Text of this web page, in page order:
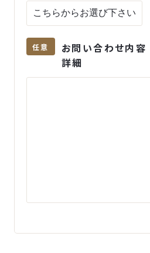
お問い合わせ内容
詳細
任意